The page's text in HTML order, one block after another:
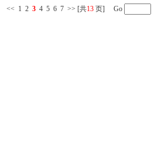
<< 1 2 3 4 5 6 7 >> [共13 页] Go